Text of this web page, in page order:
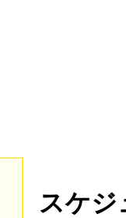
スケジ